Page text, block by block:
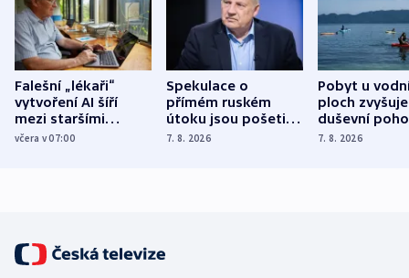
Falešní „lékaři“
vytvoření AI šíří
mezi staršími
Poláky nebezpečné
včera v 07:00
Spekulace o
přímém ruském
útoku jsou pošetilé,
míní estonský
7. 8. 2026
Pobyt u
ploch zvyšuje
duševní
ukázala
7. 8. 2026